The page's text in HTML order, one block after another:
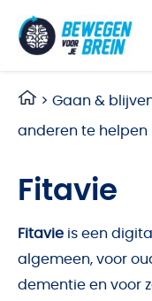
> Gaan &
anderen te helpen
Fitavie
Fitavie is een
algemeen, voor
dementie en voor